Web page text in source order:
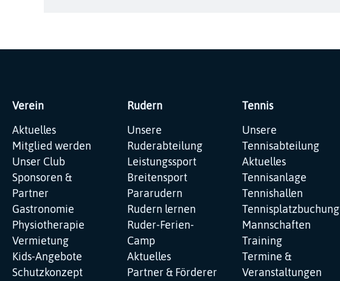
Verein
Navigation
überspringen
Aktuelles
Mitglied werden
Unser Club
Sponsoren &
Partner
Gastronomie
Physiotherapie
Vermietung
Kids-Angebote
Schutzkonzept
Rudern
Navigation
überspringen
Unsere
Ruderabteilung
Leistungssport
Breitensport
Pararudern
Rudern lernen
Ruder-Ferien-
Camp
Aktuelles
Partner & Förderer
Tennis
Navigation
überspringen
Unsere
Tennisabteilung
Aktuelles
Tennisanlage
Tennishallen
Tennisplatzbuchung
Mannschaften
Training
Termine &
Veranstaltungen